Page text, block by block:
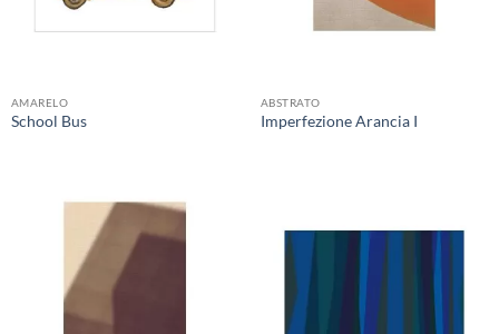
AMARELO
School Bus
ABSTRATO
Imperfezione Arancia I